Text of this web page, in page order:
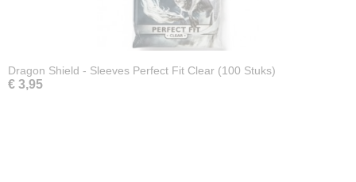
Dragon Shield - Sleeves Perfect Fit Clear (100 Stuks)
€ 3,95